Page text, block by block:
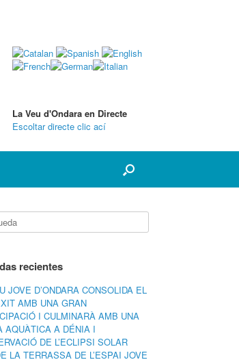
La Veu d'Ondara en Directe
Escoltar directe clic ací
recientes
JOVE D’ONDARA CONSOLIDA EL
AMB UNA GRAN
I CULMINARÀ AMB UNA
AQUÀTICA A DÉNIA I
DE L’ECLIPSI SOLAR
LA TERRASSA DE L’ESPAI JOVE